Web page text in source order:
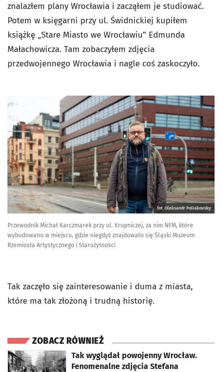
znalazłem plany Wrocławia i zacząłem je studiować.
Potem w księgarni przy ul. Świdnickiej kupiłem
książkę „Stare Miasto we Wrocławiu” Edmunda
Małachowicza. Tam zobaczyłem zdjęcia
przedwojennego Wrocławia i nagle coś zaskoczyło.
fot. Oleksandr Poliakovsky
Przewodnik Michał Karczmarek przy ul. Krupniczej, za nim NFM, które
wybudowano w miejscu, gdzie niegdyś znajdowało się Śląski Muzeum
Rzemiosła Artystycznego i Starożytności
Tak zaczęło się zainteresowanie i duma z miasta,
które ma tak złożoną i trudną historię.
ZOBACZ RÓWNIEŻ
Tak wyglądał powojenny Wrocław.
Fenomenalne zdjęcia Stefana
otworzy się w nowej karcie